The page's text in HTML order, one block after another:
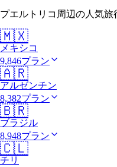
プエルトリコ周辺の人気旅
🇲🇽
メキシコ
9,846プラン
🇦🇷
アルゼンチン
8,382プラン
🇧🇷
ブラジル
8,948プラン
🇨🇱
チリ